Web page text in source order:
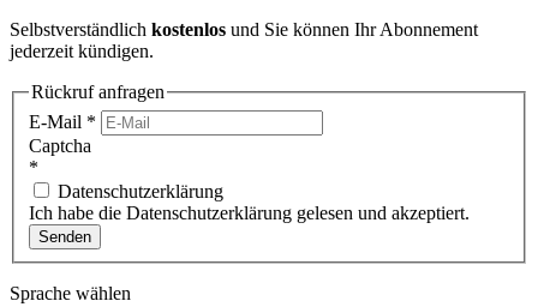
Selbstverständlich kostenlos und Sie können Ihr Abonnement
jederzeit kündigen.
Rückruf anfragen
E-Mail *
Captcha
*
Datenschutzerklärung
Ich habe die Datenschutzerklärung gelesen und akzeptiert.
Senden
Sprache wählen